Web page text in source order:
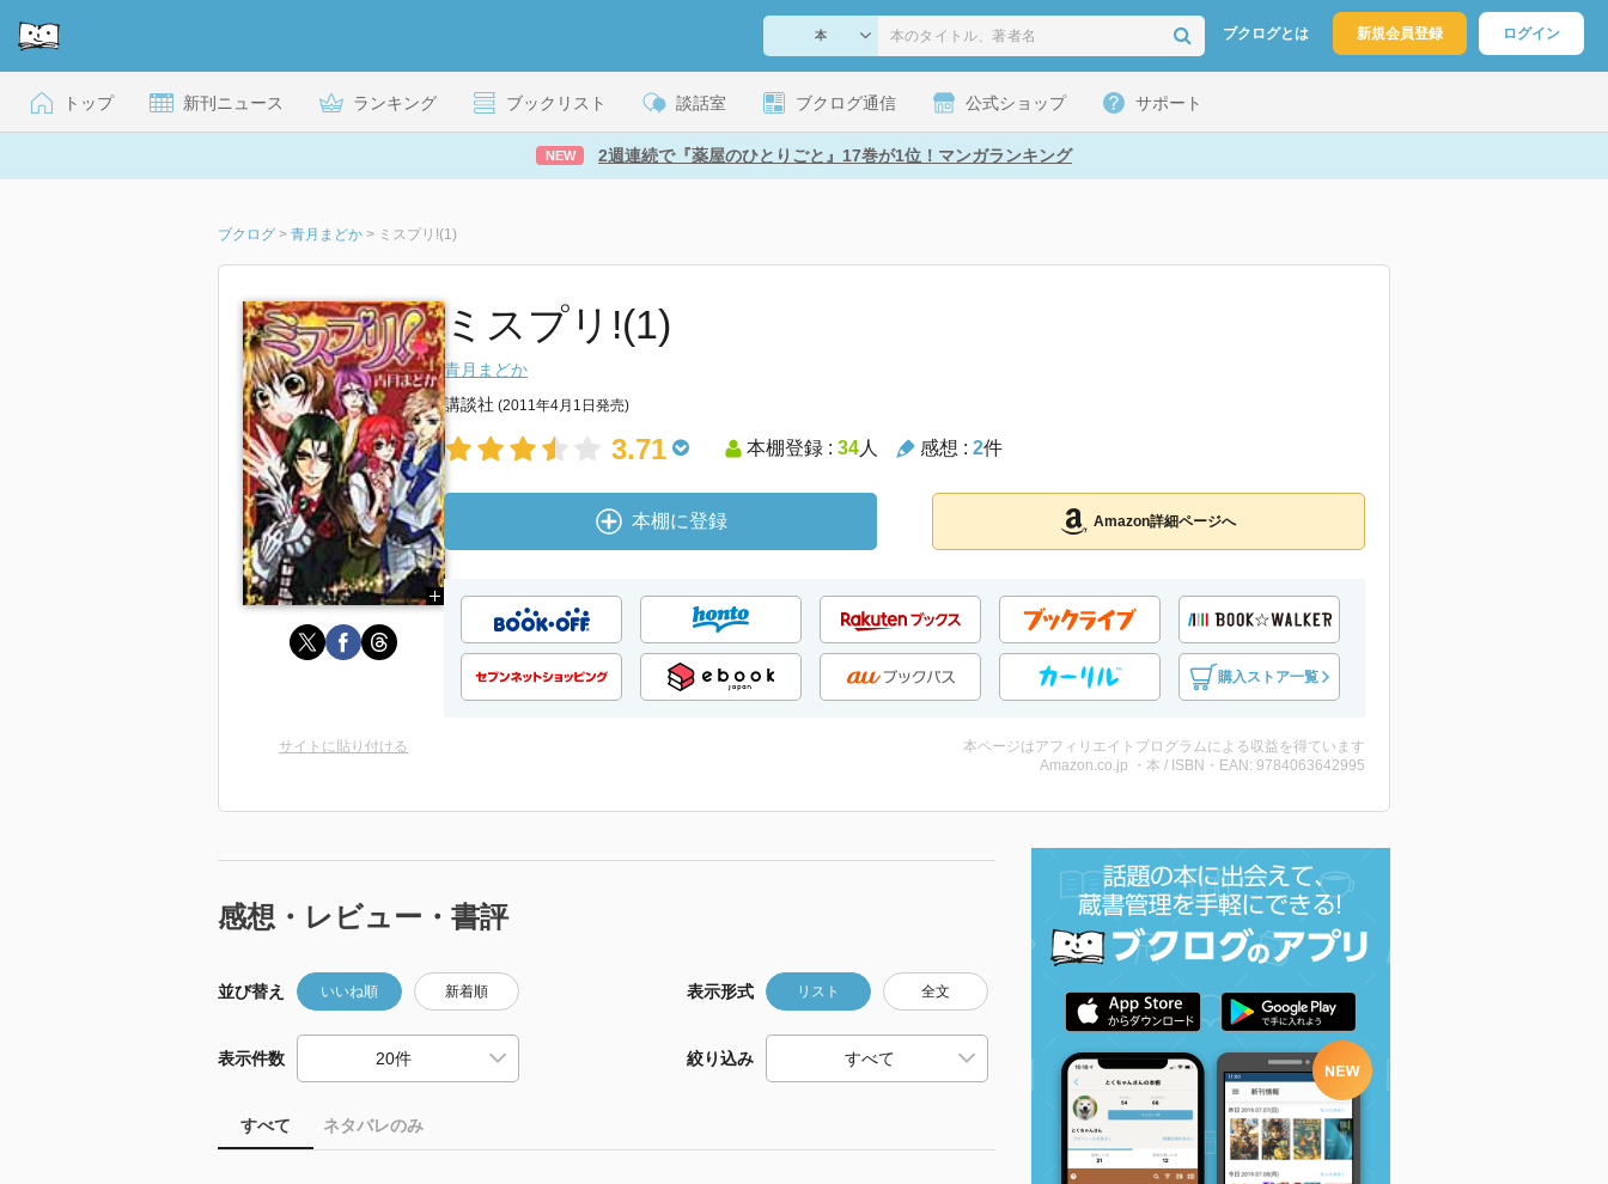
ブクログとは 新規会員登録 ログイン
トップ 新刊ニュース ランキング ブックリスト 談話室 ブクログ通信 公式ショップ サポート
NEW 2週連続で『薬屋のひとりごと』17巻が1位！マンガランキング
ブクログ > 青月まどか > ミスプリ!(1)
ミスプリ!(1)
青月まどか
講談社 (2011年4月1日発売)
3.71 本棚登録 : 34人 感想 : 2件
本棚に登録 Amazon詳細ページへ
購入ストア一覧
サイトに貼り付ける
本ページはアフィリエイトプログラムによる収益を得ています
Amazon.co.jp ・本 / ISBN・EAN: 9784063642995
感想・レビュー・書評
並び替え いいね順 新着順 表示形式 リスト 全文
表示件数 絞り込み
すべて ネタバレのみ